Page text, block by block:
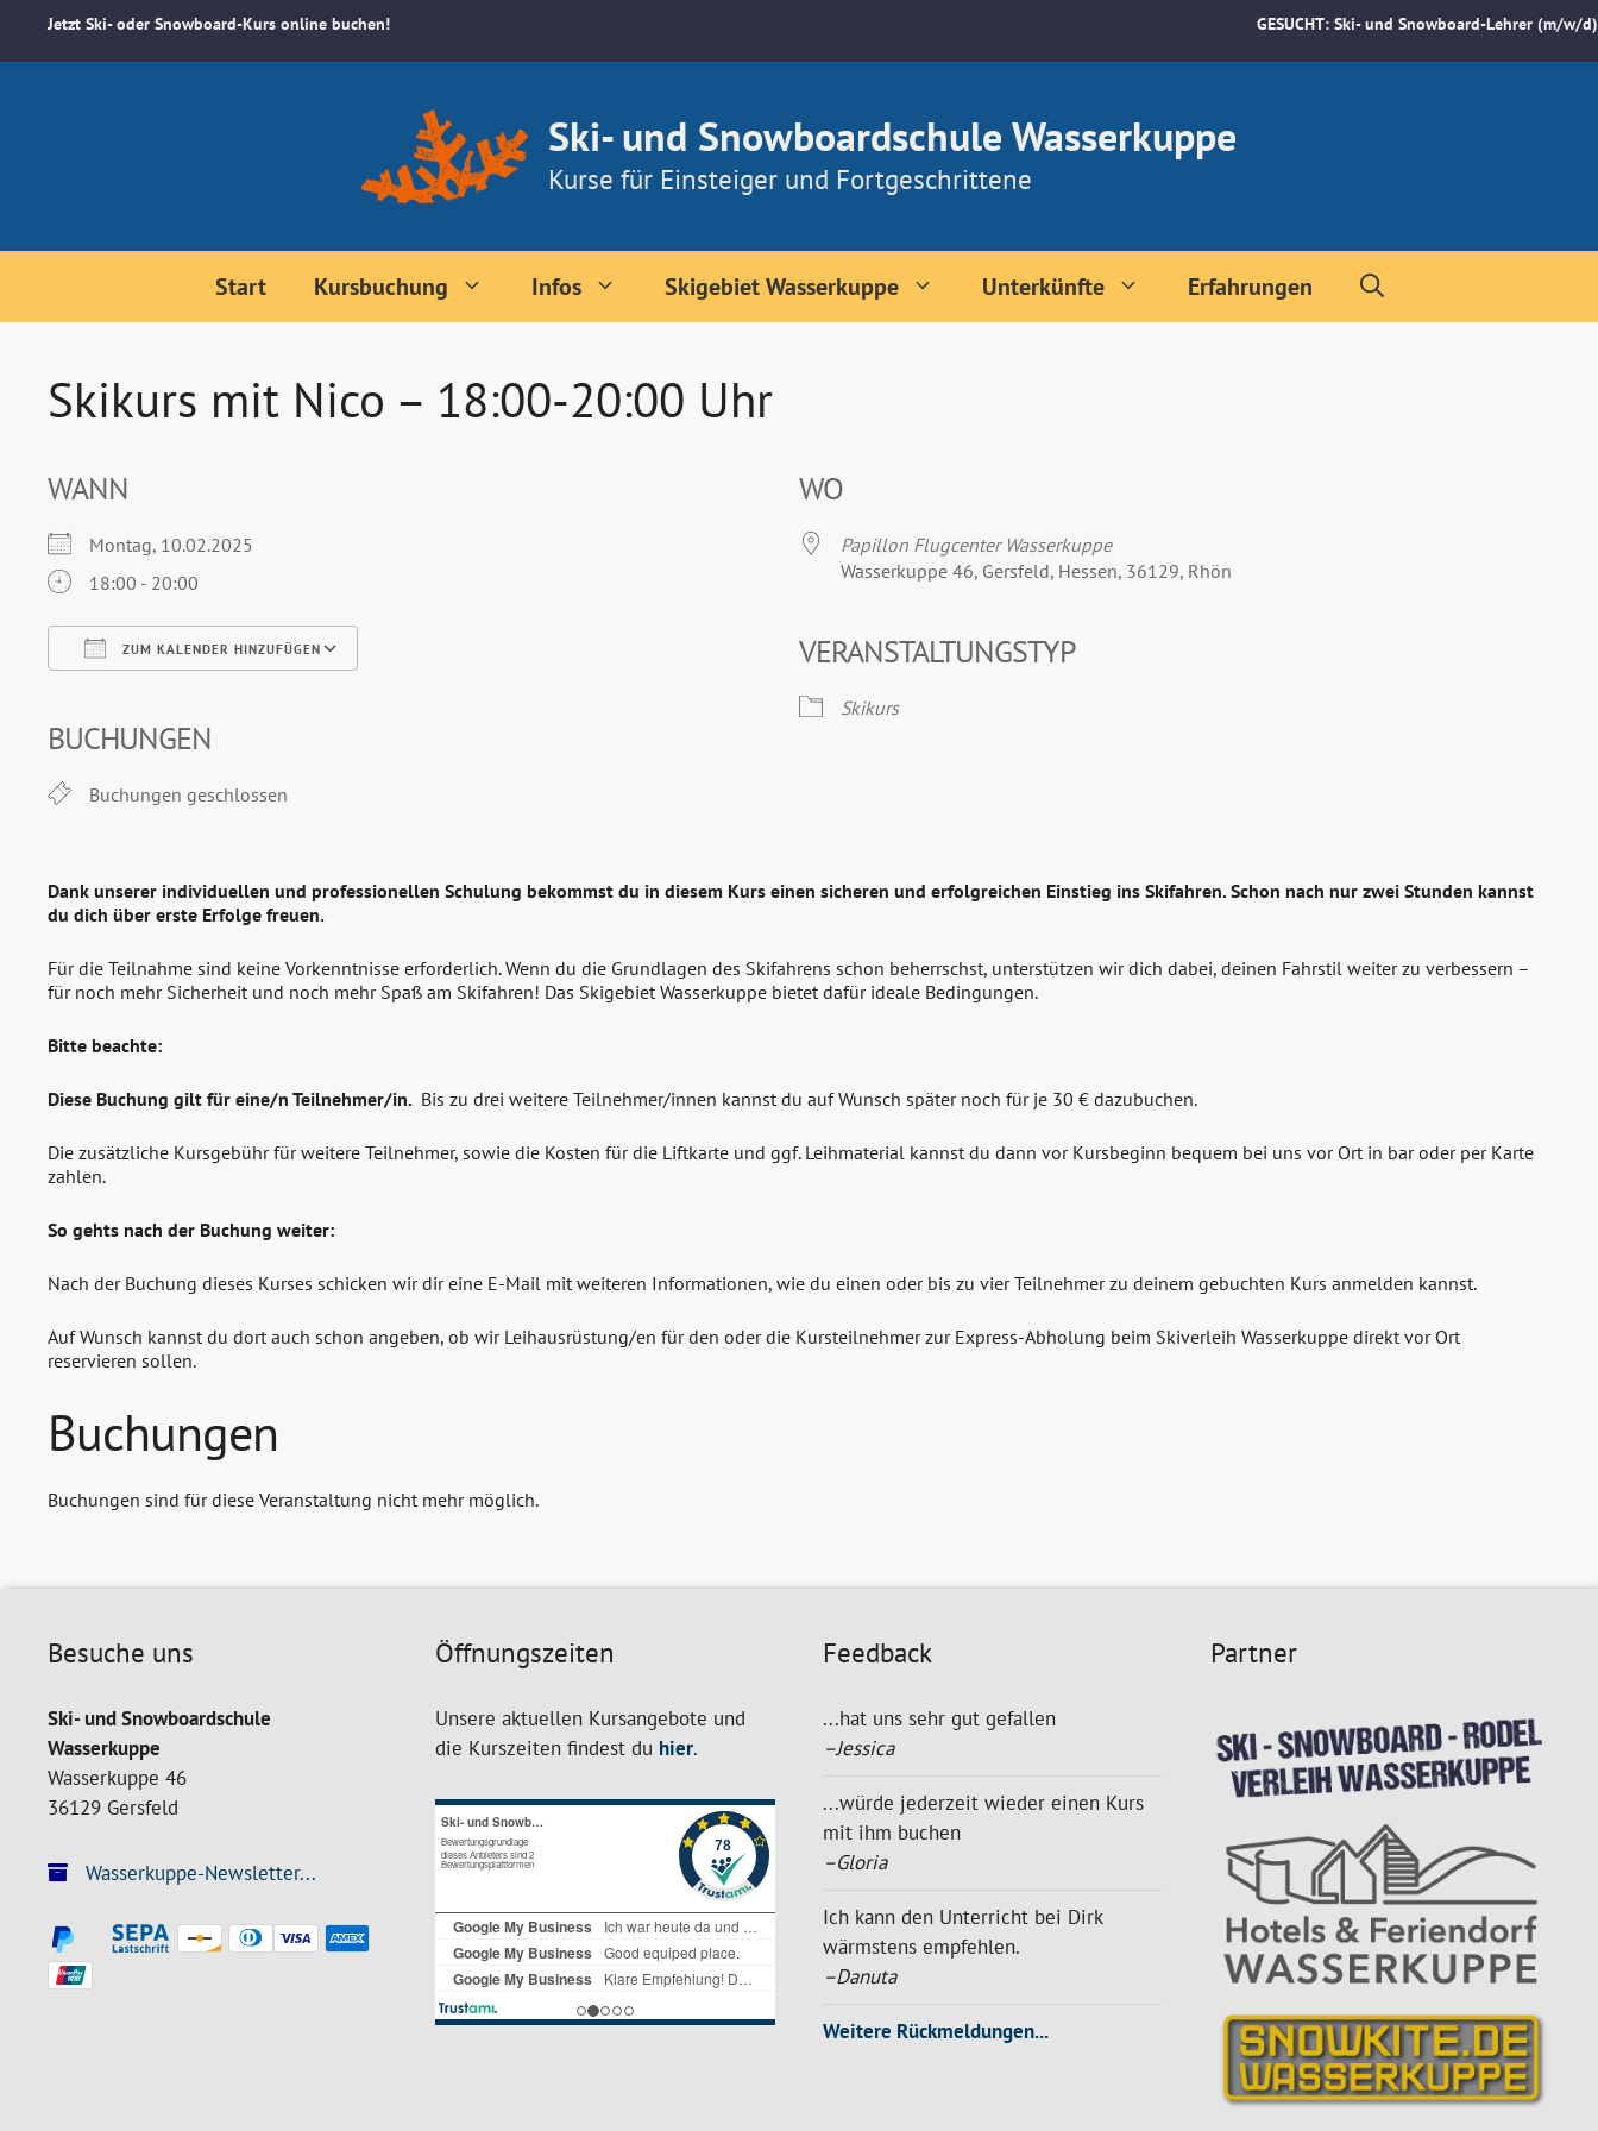
GESUCHT: Ski- und Snowboard-Lehrer (m/w/d)
Jetzt Ski- oder Snowboard-Kurs online buchen!
Ski- und Snowboardschule Wasserkuppe
Kurse für Einsteiger und Fortgeschrittene
Start Kursbuchung Infos Skigebiet Wasserkuppe Unterkünfte Erfahrungen
Skikurs mit Nico – 18:00-20:00 Uhr
WANN
Montag, 10.02.2025
18:00 - 20:00
ZUM KALENDER HINZUFÜGEN
BUCHUNGEN
Buchungen geschlossen
WO
Papillon Flugcenter Wasserkuppe
Wasserkuppe 46, Gersfeld, Hessen, 36129, Rhön
VERANSTALTUNGSTYP
Skikurs
Dank unserer individuellen und professionellen Schulung bekommst du in diesem Kurs einen sicheren und erfolgreichen Einstieg ins Skifahren. Schon nach nur zwei Stunden kannst
du dich über erste Erfolge freuen.
Für die Teilnahme sind keine Vorkenntnisse erforderlich. Wenn du die Grundlagen des Skifahrens schon beherrschst, unterstützen wir dich dabei, deinen Fahrstil weiter zu verbessern –
für noch mehr Sicherheit und noch mehr Spaß am Skifahren! Das Skigebiet Wasserkuppe bietet dafür ideale Bedingungen.
Bitte beachte:
Diese Buchung gilt für eine/n Teilnehmer/in. Bis zu drei weitere Teilnehmer/innen kannst du auf Wunsch später noch für je 30 € dazubuchen.
Die zusätzliche Kursgebühr für weitere Teilnehmer, sowie die Kosten für die Liftkarte und ggf. Leihmaterial kannst du dann vor Kursbeginn bequem bei uns vor Ort in bar oder per Karte
zahlen.
So gehts nach der Buchung weiter:
Nach der Buchung dieses Kurses schicken wir dir eine E-Mail mit weiteren Informationen, wie du einen oder bis zu vier Teilnehmer zu deinem gebuchten Kurs anmelden kannst.
Auf Wunsch kannst du dort auch schon angeben, ob wir Leihausrüstung/en für den oder die Kursteilnehmer zur Express-Abholung beim Skiverleih Wasserkuppe direkt vor Ort
reservieren sollen.
Buchungen
Buchungen sind für diese Veranstaltung nicht mehr möglich.
Besuche uns
Ski- und Snowboardschule
Wasserkuppe
Wasserkuppe 46
36129 Gersfeld
Wasserkuppe-Newsletter...
Öffnungszeiten
Unsere aktuellen Kursangebote und
die Kurszeiten findest du hier.
Feedback
...hat uns sehr gut gefallen
–Jessica
...würde jederzeit wieder einen Kurs
mit ihm buchen
–Gloria
Ich kann den Unterricht bei Dirk
wärmstens empfehlen.
–Danuta
Weitere Rückmeldungen...
Partner